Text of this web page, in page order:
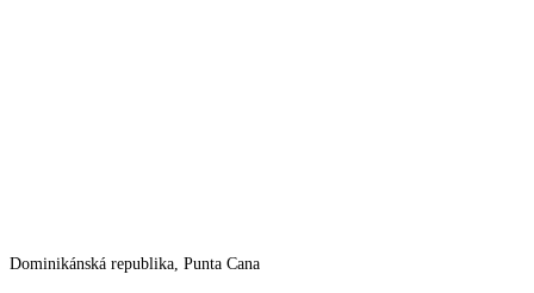
Dominikánská republika, Punta Cana